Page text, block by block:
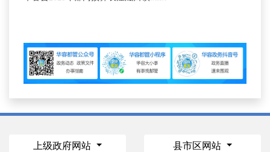
上级政府网站 县市区网站